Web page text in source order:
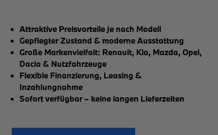
Attraktive Preisvorteile je nach Modell
Gepflegter Zustand & moderne Ausstattung
Große Markenvielfalt: Renault, Kia, Mazda, Opel,
Dacia & Nutzfahrzeuge
Flexible Finanzierung, Leasing &
Inzahlungnahme
Sofort verfügbar – keine langen Lieferzeiten